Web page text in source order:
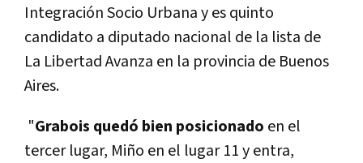
Integración Socio Urbana y es quinto
candidato a diputado nacional de la lista de
La Libertad Avanza en la provincia de Buenos
Aires.
"Grabois quedó bien posicionado en el
tercer lugar, Miño en el lugar 11 y entra,